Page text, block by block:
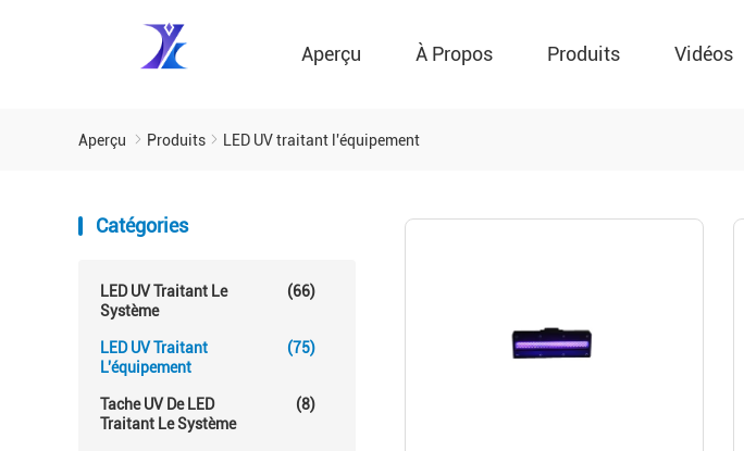
Aperçu À Propos Produits Vidéos
Aperçu Produits LED UV traitant l'équipement
Catégories
LED UV Traitant Le
Système
(66)
LED UV Traitant
L'équipement
(75)
Tache UV De LED
Traitant Le Système
(8)